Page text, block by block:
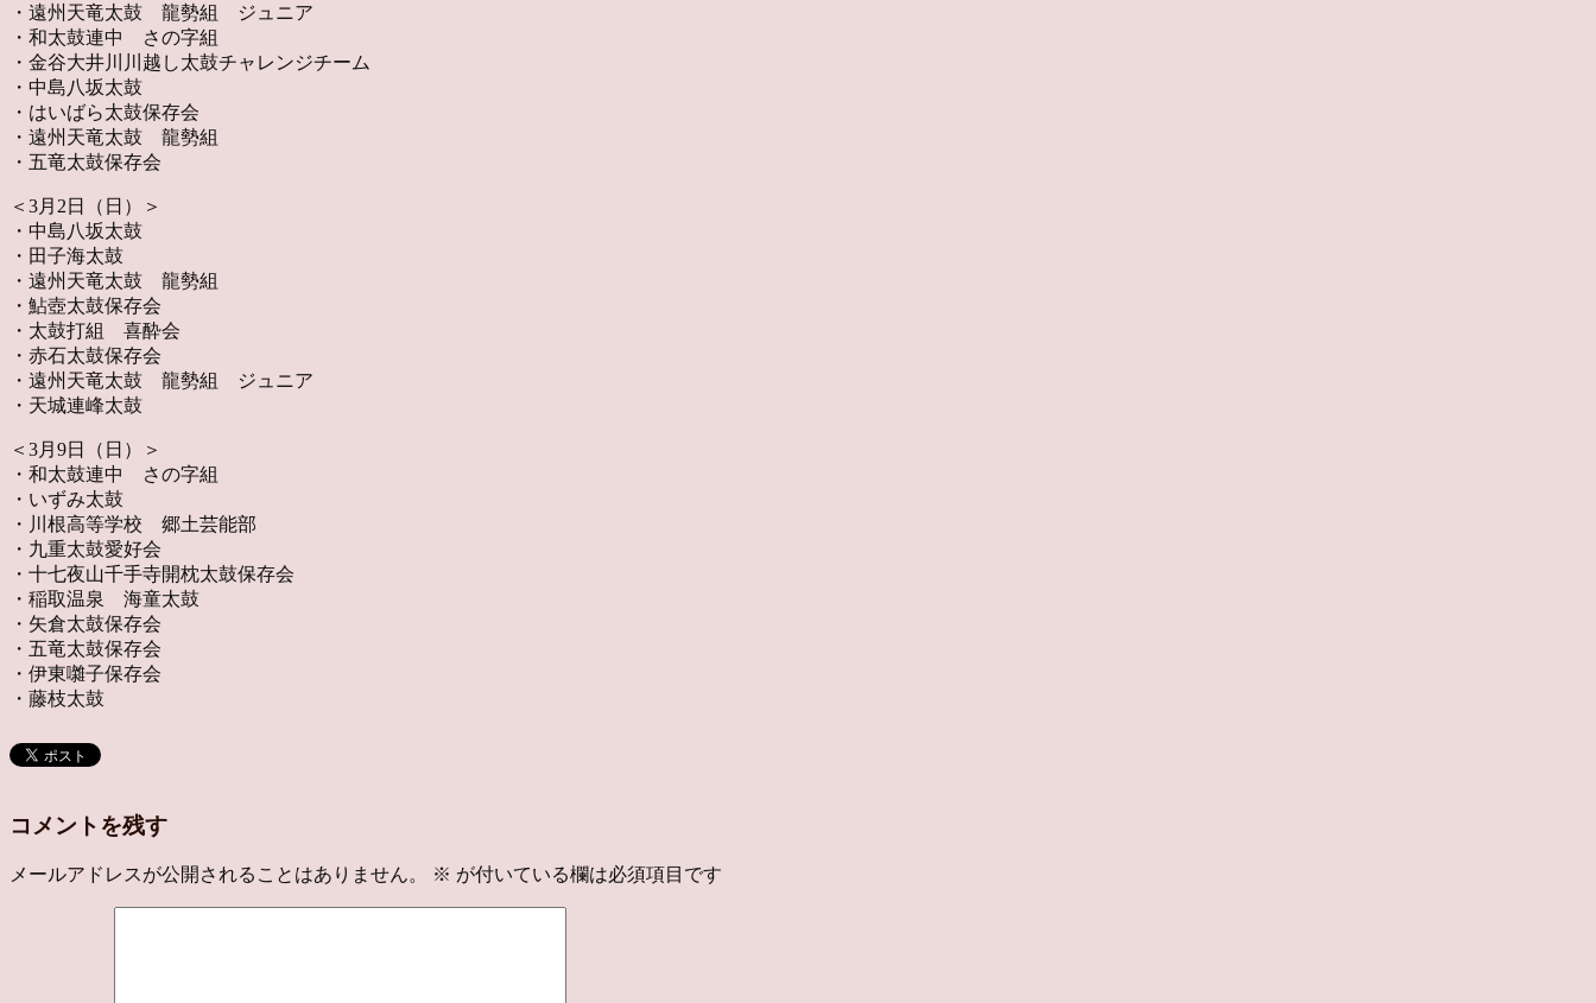
・遠州天竜太鼓 龍勢組 ジュニア
・和太鼓連中 さの字組
・金谷大井川川越し太鼓チャレンジチーム
・中島八坂太鼓
・はいばら太鼓保存会
・遠州天竜太鼓 龍勢組
・五竜太鼓保存会
＜3月2日（日）＞
・中島八坂太鼓
・田子海太鼓
・遠州天竜太鼓 龍勢組
・鮎壺太鼓保存会
・太鼓打組 喜酔会
・赤石太鼓保存会
・遠州天竜太鼓 龍勢組 ジュニア
・天城連峰太鼓
＜3月9日（日）＞
・和太鼓連中 さの字組
・いずみ太鼓
・川根高等学校 郷土芸能部
・九重太鼓愛好会
・十七夜山千手寺開枕太鼓保存会
・稲取温泉 海童太鼓
・矢倉太鼓保存会
・五竜太鼓保存会
・伊東囃子保存会
・藤枝太鼓
コメントを残す
メールアドレスが公開されることはありません。 ※ が付いている欄は必須項目です